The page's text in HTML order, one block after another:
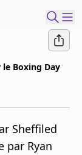
Boxing Day
Sheffiled
par Ryan